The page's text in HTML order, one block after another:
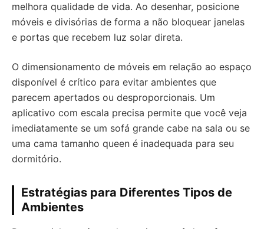
melhora qualidade de vida. Ao desenhar, posicione
móveis e divisórias de forma a não bloquear janelas
e portas que recebem luz solar direta.
O dimensionamento de móveis em relação ao espaço
disponível é crítico para evitar ambientes que
parecem apertados ou desproporcionais. Um
aplicativo com escala precisa permite que você veja
imediatamente se um sofá grande cabe na sala ou se
uma cama tamanho queen é inadequada para seu
dormitório.
Estratégias para Diferentes Tipos de
Ambientes